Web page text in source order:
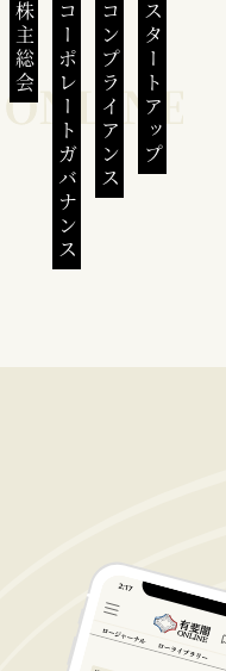
株主総会 コーポレートガバナンスコンプライアンススタートアップ